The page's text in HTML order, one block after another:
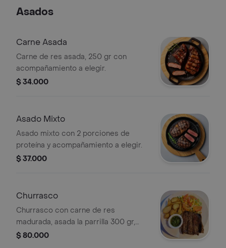
Asados
Carne Asada
Carne de res asada, 250 gr con
acompañamiento a elegir.
$ 34.000
Asado Mixto
Asado mixto con 2 porciones de
proteína y acompañamiento a elegir.
$ 37.000
Churrasco
Churrasco con carne de res
madurada, asada la parrilla 300 gr,
ensalada de la casa y
$ 80.000